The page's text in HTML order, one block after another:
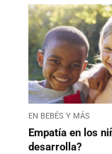
EN BEBÉS Y MÁS
Empatía en los
desarrolla?